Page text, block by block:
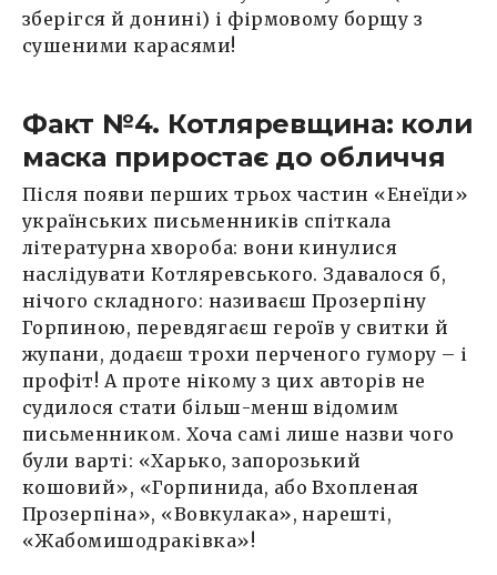
зберігся й донині) і фірмовому борщу з
сушеними карасями!
Факт №4. Котляревщина: коли
маска приростає до обличчя
Після появи перших трьох частин «Енеїди»
українських письменників спіткала
літературна хвороба: вони кинулися
наслідувати Котляревського. Здавалося б,
нічого складного: називаєш Прозерпіну
Горпиною, перевдягаєш героїв у свитки й
жупани, додаєш трохи перченого гумору – і
профіт! А проте нікому з цих авторів не
судилося стати більш-менш відомим
письменником. Хоча самі лише назви чого
були варті: «Харько, запорозький
кошовий», «Горпинида, або Вхопленая
Прозерпіна», «Вовкулака», нарешті,
«Жабомишодраківка»!